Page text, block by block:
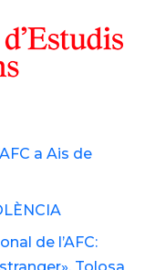
a Ais de
de l’AFC: